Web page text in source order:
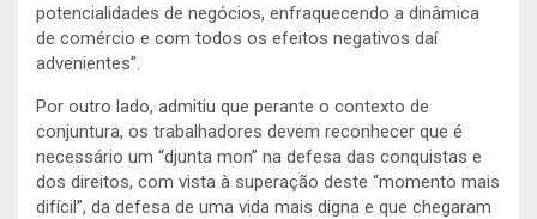
potencialidades de negócios, enfraquecendo a dinâmica
de comércio e com todos os efeitos negativos daí
advenientes”.
Por outro lado, admitiu que perante o contexto de
conjuntura, os trabalhadores devem reconhecer que é
necessário um “djunta mon” na defesa das conquistas e
dos direitos, com vista à superação deste “momento mais
difícil”, da defesa de uma vida mais digna e que chegaram